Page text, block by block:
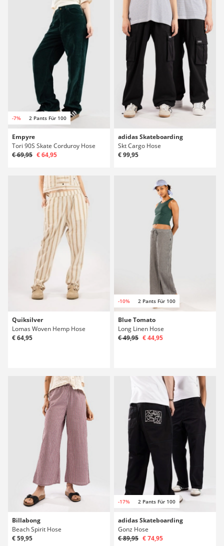
-7% 2 Pants Für 100
Empyre
Tori 90S Skate Corduroy Hose
€ 69,95 € 64,95
adidas Skateboarding
Skt Cargo Hose
€ 99,95
Quiksilver
Lomas Woven Hemp Hose
€ 64,95
-10% 2 Pants Für 100
Blue Tomato
Long Linen Hose
€ 49,95 € 44,95
Billabong
Beach Spirit Hose
€ 59,95
-17% 2 Pants Für 100
adidas Skateboarding
Gonz Hose
€ 89,95 € 74,95